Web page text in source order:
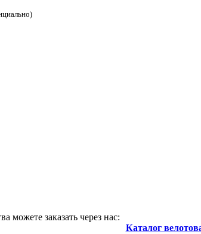
можете заказать через нас:
Каталог